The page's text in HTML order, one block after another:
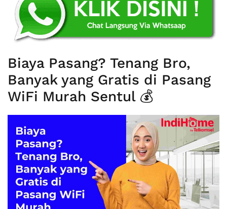
Biaya Pasang? Tenang Bro,
Banyak yang Gratis di Pasang
WiFi Murah Sentul 💰